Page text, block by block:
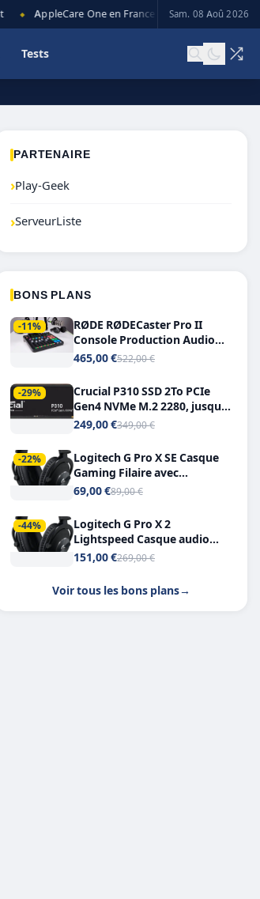
AppleCare One en France : prix, couverture et
Sam. 08 Aoû 2026
Tests
PARTENAIRE
›Play-Geek
›ServeurListe
BONS PLANS
-11%
RØDE RØDECaster Pro II
Console Production Audio
Tout-en-Un, Bluetooth et
465,00 €522,00 €
-29%
Crucial P310 SSD 2To PCIe
Gen4 NVMe M.2 2280, jusqu’à
7.100 Mo/s
249,00 €349,00 €
-22%
Logitech G Pro X SE Casque
Gaming Filaire avec
Microphone Micro
7.1
69,00 €89,00 €
-44%
Logitech G Pro X 2
Lightspeed Casque audio
bluetooth
151,00 €269,00 €
Voir tous les bons plans→